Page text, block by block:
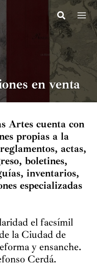
en venta
Artes cuenta con
propias a la
actas,
boletines,
inventarios,
especializadas
el facsímil
la Ciudad de
y ensanche.
Cerdá.
Museo